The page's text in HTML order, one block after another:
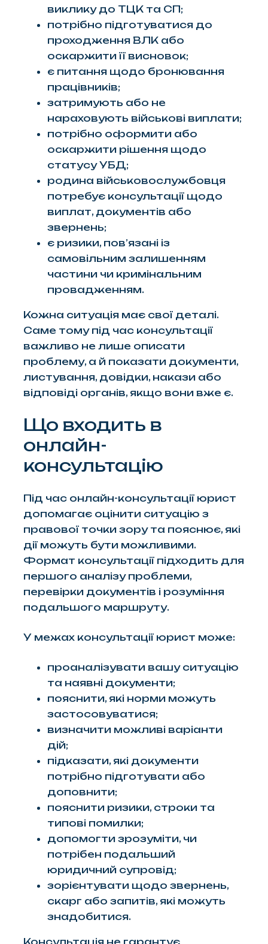
виклику до ТЦК та СП;
потрібно підготуватися до
проходження ВЛК або
оскаржити її висновок;
є питання щодо бронювання
працівників;
затримують або не
нараховують військові виплати;
потрібно оформити або
оскаржити рішення щодо
статусу УБД;
родина військовослужбовця
потребує консультації щодо
виплат, документів або
звернень;
є ризики, пов’язані із
самовільним залишенням
частини чи кримінальним
провадженням.
Кожна ситуація має свої деталі.
Саме тому під час консультації
важливо не лише описати
проблему, а й показати документи,
листування, довідки, накази або
відповіді органів, якщо вони вже є.
Що входить в
онлайн-
консультацію
Під час онлайн-консультації юрист
допомагає оцінити ситуацію з
правової точки зору та пояснює, які
дії можуть бути можливими.
Формат консультації підходить для
першого аналізу проблеми,
перевірки документів і розуміння
подальшого маршруту.
У межах консультації юрист може:
проаналізувати вашу ситуацію
та наявні документи;
пояснити, які норми можуть
застосовуватися;
визначити можливі варіанти
дій;
підказати, які документи
потрібно підготувати або
доповнити;
пояснити ризики, строки та
типові помилки;
допомогти зрозуміти, чи
потрібен подальший
юридичний супровід;
зорієнтувати щодо звернень,
скарг або запитів, які можуть
знадобитися.
Консультація не гарантує